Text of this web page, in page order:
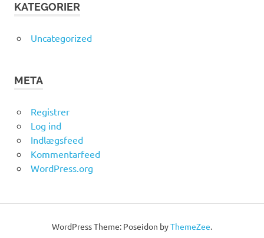
KATEGORIER
Uncategorized
META
Registrer
Log ind
Indlægsfeed
Kommentarfeed
WordPress.org
WordPress Theme: Poseidon byThemeZee.